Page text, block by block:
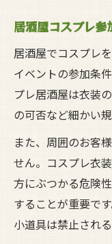
居酒屋コスプレ
居酒屋でコスプレ
イベントの参加条
プレ居酒屋は衣装
の可否など細かい
また、周囲のお客
せん。コスプレ衣
方にぶつかる危険
することが重要で
小道具は禁止され